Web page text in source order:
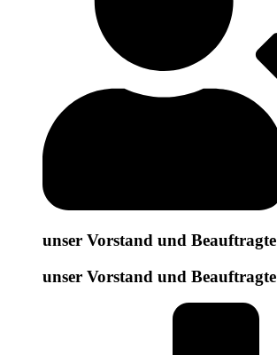
unser Vorstand und Beauftragte
unser Vorstand und Beauftragte